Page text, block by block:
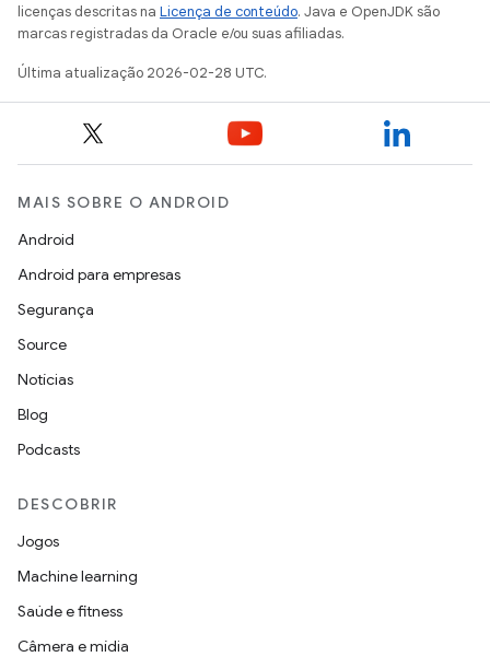
licenças descritas na Licença de conteúdo. Java e OpenJDK são
marcas registradas da Oracle e/ou suas afiliadas.
Última atualização 2026-02-28 UTC.
MAIS SOBRE O ANDROID
Android
Android para empresas
Segurança
Source
Notícias
Blog
Podcasts
DESCOBRIR
Jogos
Machine learning
Saúde e fitness
Câmera e mídia